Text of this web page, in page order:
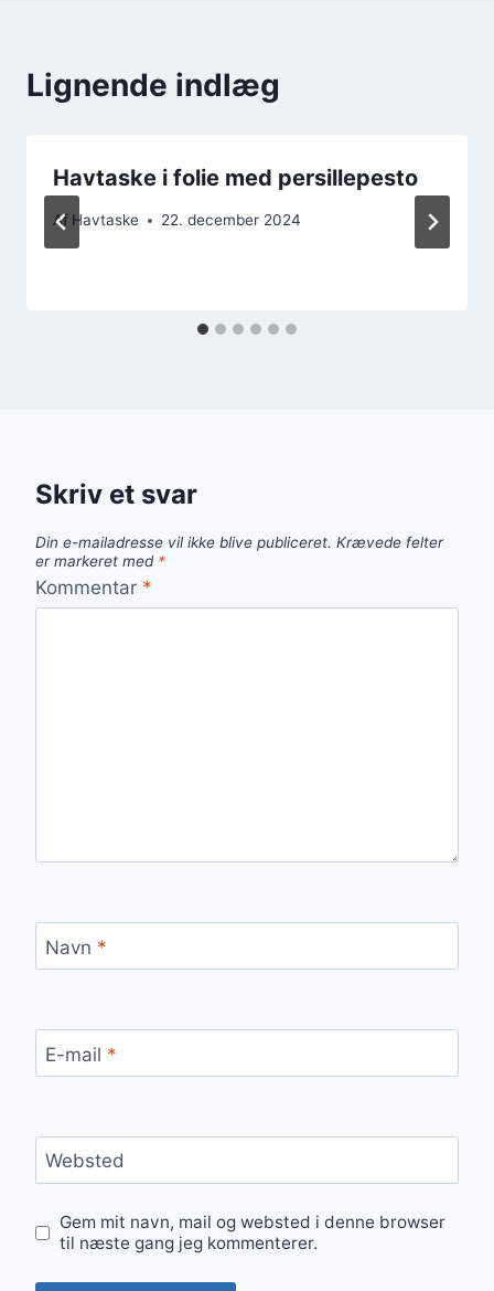
Lignende indlæg
Havtaske i folie med persillepesto
Af Havtaske 22. december 2024
Skriv et svar
Din e-mailadresse vil ikke blive publiceret. Krævede felter
er markeret med *
Kommentar *
Navn *
E-mail *
Websted
Gem mit navn, mail og websted i denne browser
til næste gang jeg kommenterer.